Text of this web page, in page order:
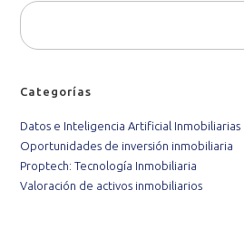
Categorías
Datos e Inteligencia Artificial Inmobiliarias
Oportunidades de inversión inmobiliaria
Proptech: Tecnología Inmobiliaria
Valoración de activos inmobiliarios